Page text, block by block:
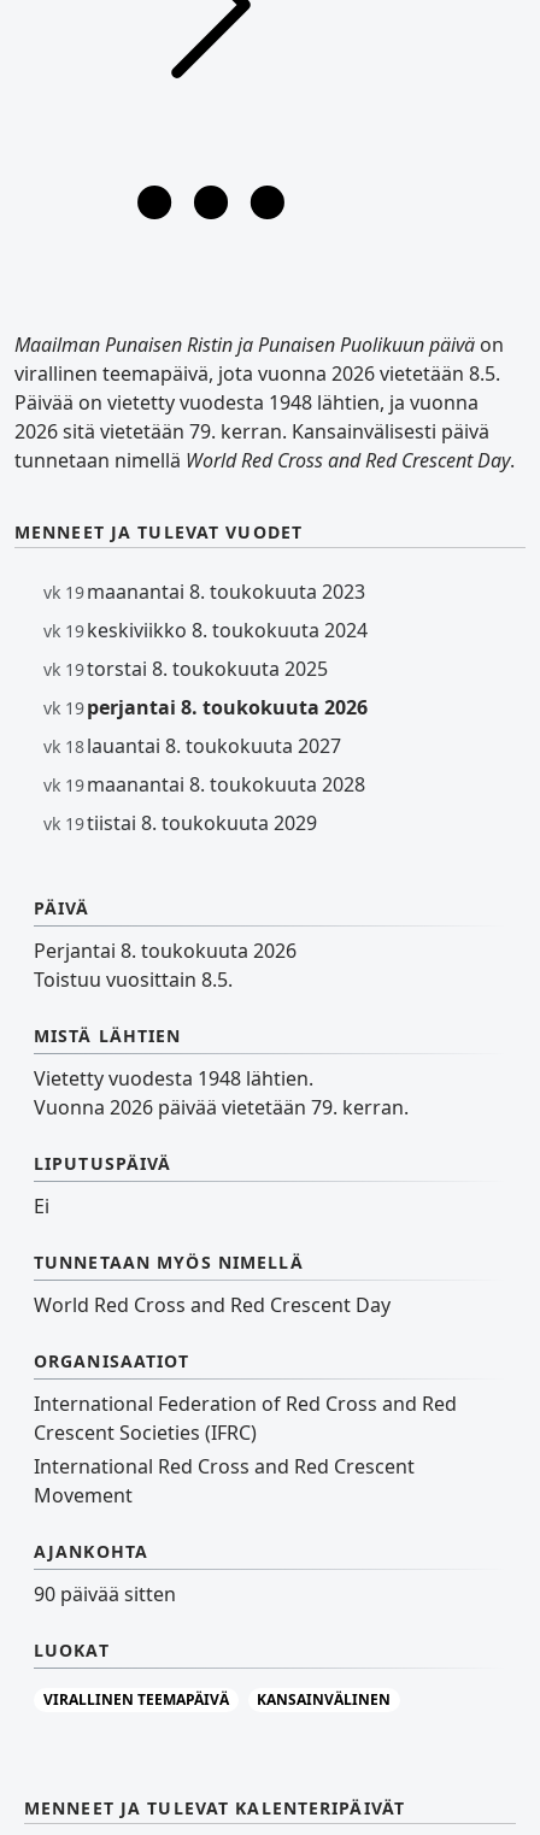
Maailman Punaisen Ristin ja Punaisen Puolikuun päivä on
virallinen teemapäivä, jota vuonna 2026 vietetään 8.5.
Päivää on vietetty vuodesta 1948 lähtien, ja vuonna
2026 sitä vietetään 79. kerran. Kansainvälisesti päivä
tunnetaan nimellä World Red Cross and Red Crescent Day.
MENNEET JA TULEVAT VUODET
vk 19maanantai 8. toukokuuta 2023
vk 19keskiviikko 8. toukokuuta 2024
vk 19torstai 8. toukokuuta 2025
vk 19perjantai 8. toukokuuta 2026
vk 18lauantai 8. toukokuuta 2027
vk 19maanantai 8. toukokuuta 2028
vk 19tiistai 8. toukokuuta 2029
PÄIVÄ
Perjantai 8. toukokuuta 2026
Toistuu vuosittain 8.5.
MISTÄ LÄHTIEN
Vietetty vuodesta 1948 lähtien.
Vuonna 2026 päivää vietetään 79. kerran.
LIPUTUSPÄIVÄ
Ei
TUNNETAAN MYÖS NIMELLÄ
World Red Cross and Red Crescent Day
ORGANISAATIOT
International Federation of Red Cross and Red
Crescent Societies (IFRC)
International Red Cross and Red Crescent
Movement
AJANKOHTA
90 päivää sitten
LUOKAT
VIRALLINEN TEEMAPÄIVÄ KANSAINVÄLINEN
MENNEET JA TULEVAT KALENTERIPÄIVÄT